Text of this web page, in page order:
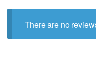
There are no